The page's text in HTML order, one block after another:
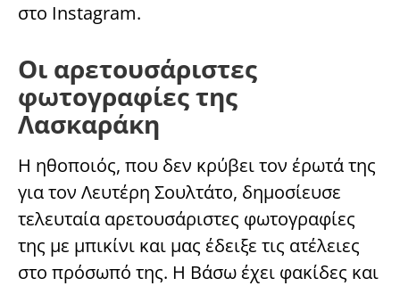
στο Instagram.
Οι αρετουσάριστες
φωτογραφίες της
Λασκαράκη
Η ηθοποιός, που δεν κρύβει τον έρωτά της
για τον Λευτέρη Σουλτάτο, δημοσίευσε
τελευταία αρετουσάριστες φωτογραφίες
της με μπικίνι και μας έδειξε τις ατέλειες
στο πρόσωπό της. Η Βάσω έχει φακίδες και